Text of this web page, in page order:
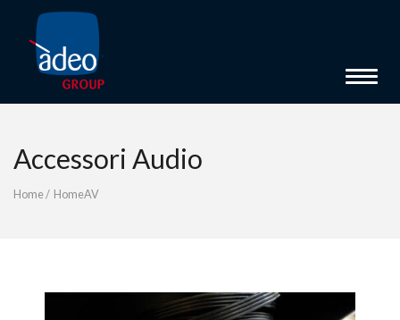
Toggle
Accessori Audio
Home/ HomeAV